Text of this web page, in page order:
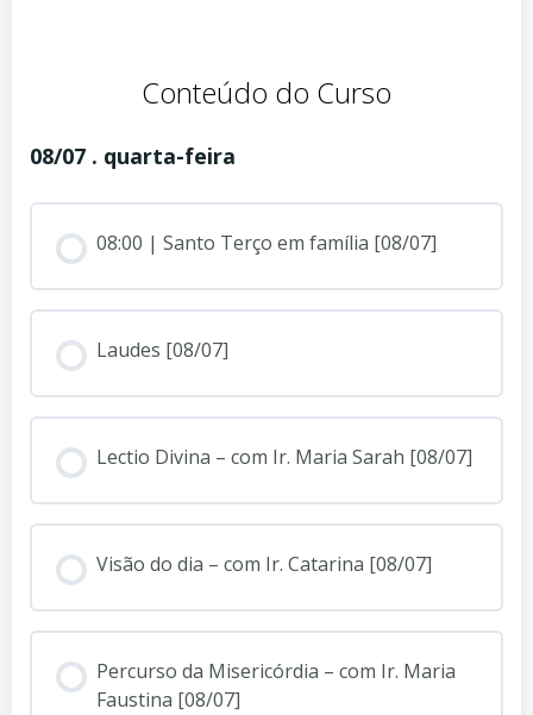
Conteúdo do Curso
08/07 . quarta-feira
08:00 | Santo Terço em família [08/07]
Laudes [08/07]
Lectio Divina – com Ir. Maria Sarah [08/07]
Visão do dia – com Ir. Catarina [08/07]
Percurso da Misericórdia – com Ir. Maria
Faustina [08/07]